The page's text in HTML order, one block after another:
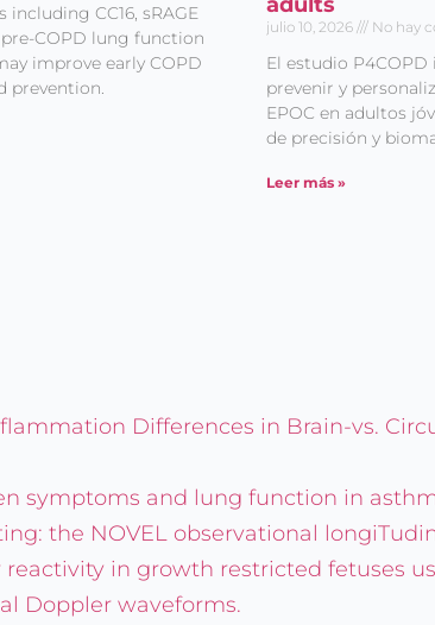
CC16, sRAGE
COPD lung function
improve early COPD
prevention.
julio 10, 2026 No hay
El estudio
prevenir y
EPOC en adultos
de precisión y
Leer más »
Differences in Brain-vs.
symptoms and lung function in
the NOVEL observational
reactivity in growth restricted fetuses
Doppler waveforms.